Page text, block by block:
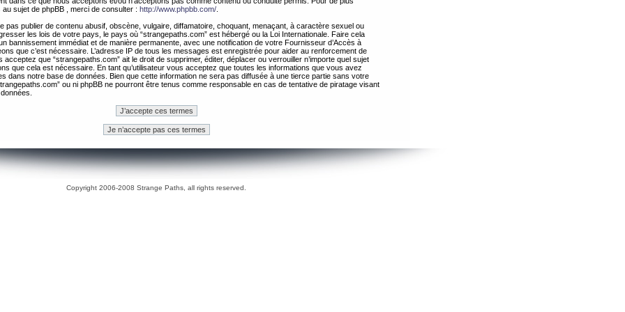
au sujet de phpBB , merci de consulter : http://www.phpbb.com/
pas publier de contenu abusif, obscène, vulgaire, diffamatoire, choquant, menaçant, à caractère sexuel ou
les lois de votre pays, le pays où “strangepaths.com” est hébergé ou la Loi Internationale. Faire cela
bannissement immédiat et de manière permanente, avec une notification de votre Fournisseur d’Accès à
que c’est nécessaire. L’adresse IP de tous les messages est enregistrée pour aider au renforcement de
acceptez que “strangepaths.com” ait le droit de supprimer, éditer, déplacer ou verrouiller n’importe quel sujet
que cela est nécessaire. En tant qu’utilisateur vous acceptez que toutes les informations que vous avez
dans notre base de données. Bien que cette information ne sera pas diffusée à une tierce partie sans votre
ou ni phpBB ne pourront être tenus comme responsable en cas de tentative de piratage visant
Copyright 2006-2008 Strange Paths, all rights reserved.